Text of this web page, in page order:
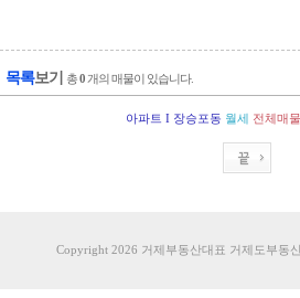
목록보기 총0 개의 매물이 있습니다.
아파트 I 장승포동 월세 전체매물
Copyright 2026 거제부동산대표 거제도부동